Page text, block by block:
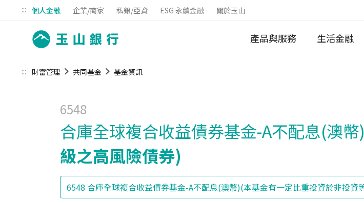
::: 個人金融 企業/商家 私銀/亞資 ESG 永續金融 關於玉山
產品與服務 生活金融
財富管理 共同基金 基金資訊
:::
6548
合庫全球複合收益債券基金-A不配息(澳幣)
級之高風險債券)